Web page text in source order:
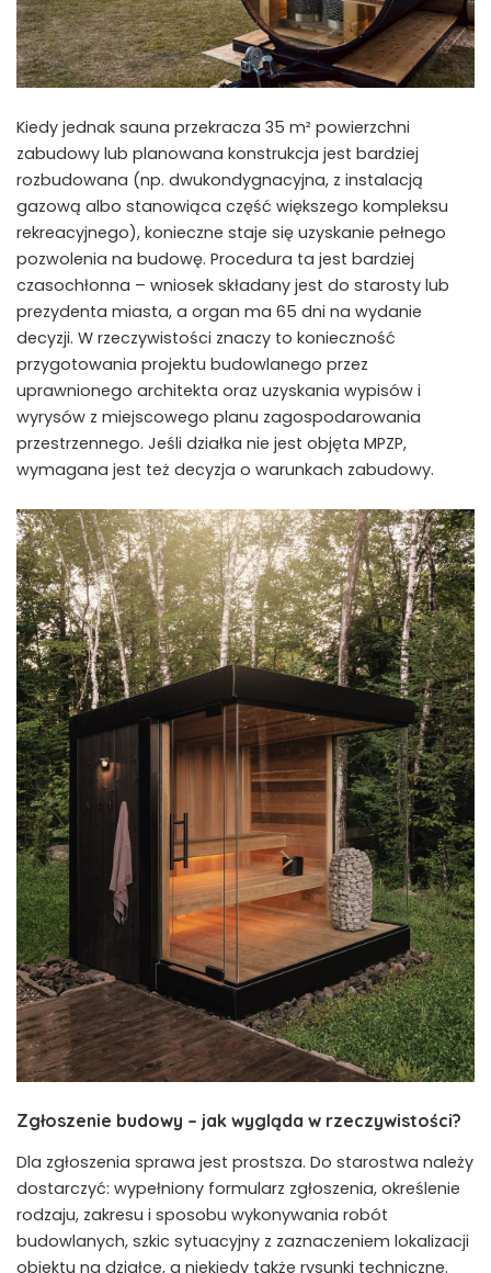
Kiedy jednak sauna przekracza 35 m² powierzchni
zabudowy lub planowana konstrukcja jest bardziej
rozbudowana (np. dwukondygnacyjna, z instalacją
gazową albo stanowiąca część większego kompleksu
rekreacyjnego), konieczne staje się uzyskanie pełnego
pozwolenia na budowę. Procedura ta jest bardziej
czasochłonna – wniosek składany jest do starosty lub
prezydenta miasta, a organ ma 65 dni na wydanie
decyzji. W rzeczywistości znaczy to konieczność
przygotowania projektu budowlanego przez
uprawnionego architekta oraz uzyskania wypisów i
wyrysów z miejscowego planu zagospodarowania
przestrzennego. Jeśli działka nie jest objęta MPZP,
wymagana jest też decyzja o warunkach zabudowy.
Zgłoszenie budowy – jak wygląda w rzeczywistości?
Dla zgłoszenia sprawa jest prostsza. Do starostwa należy
dostarczyć: wypełniony formularz zgłoszenia, określenie
rodzaju, zakresu i sposobu wykonywania robót
budowlanych, szkic sytuacyjny z zaznaczeniem lokalizacji
obiektu na działce, a niekiedy także rysunki techniczne.